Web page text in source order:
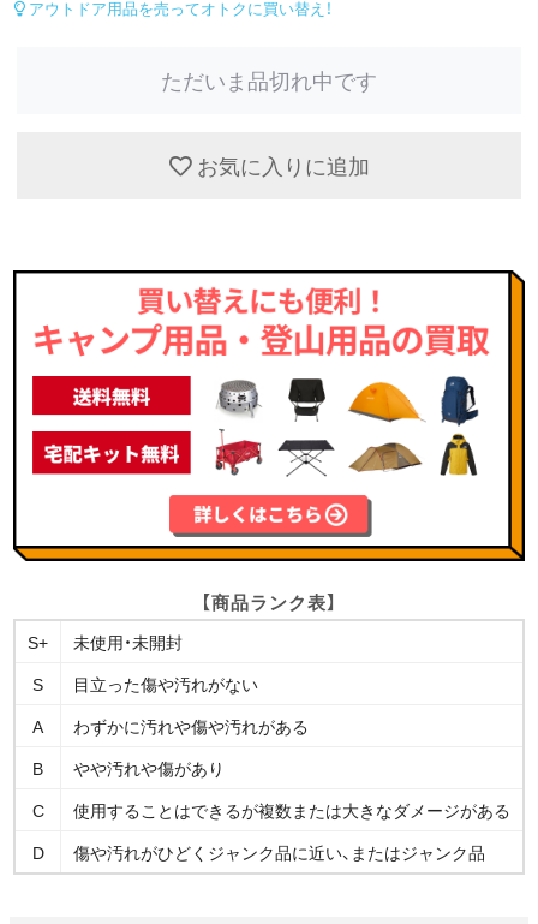
アウトドア用品を売ってオトクに買い替え！
ただいま品切れ中です
お気に入りに追加
【商品ランク表】
S+
未使用・未開封
S
目立った傷や汚れがない
A
わずかに汚れや傷や汚れがある
B
やや汚れや傷があり
C
使用することはできるが複数または大きなダメージがある
D
傷や汚れがひどくジャンク品に近い、またはジャンク品